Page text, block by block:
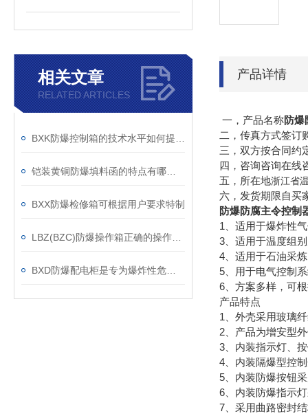
相关文章
RELATED ARTICLES
BXX防爆检修箱可根据用户要求特制
产品详情
一，产品名称防
二，传真方式签
三，双方按合同
四，咨询咨询在
五，所在地浙江省
六，发货期限自
防爆防腐主令控制
1、适用于爆炸性
3、适用于温度组
4、适用于石油采
5、用于电气控制
6、方案多样，可
产品特点
1、外壳采用玻璃
2、产品为增安型
3、内装指示灯、
4、内装隔爆型控
5、内装防爆按钮
6、内装防爆指示
7、采用曲路密封